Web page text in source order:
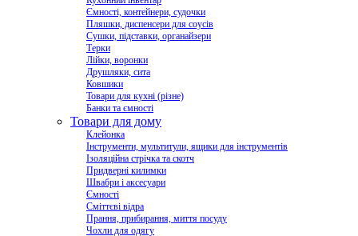
Ємності, контейнери, судочки
Пляшки, диспенсери для соусів
Сушки, підставки, органайзери
Терки
Лійки, воронки
Друшляки, сита
Ковшики
Товари для кухні (різне)
Банки та ємності
Товари для дому
Клейонка
Інструменти, мультитули, ящики для інструментів
Ізоляційна стрічка та скотч
Придверні килимки
Швабри і аксесуари
Ємності
Сміттєві відра
Прання, прибирання, миття посуду
Чохли для одягу